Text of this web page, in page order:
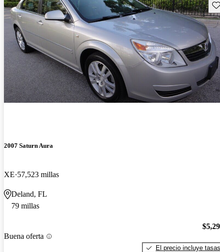
2007 Saturn Aura
XE 57,523 millas
Deland, FL
79 millas
Buena oferta
El precio incluye tasas